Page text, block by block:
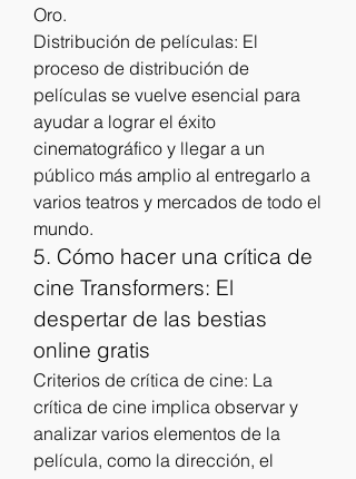
Oro.
Distribución de películas: El
proceso de distribución de
películas se vuelve esencial para
ayudar a lograr el éxito
cinematográfico y llegar a un
público más amplio al entregarlo a
varios teatros y mercados de todo el
mundo.
5. Cómo hacer una crítica de
cine Transformers: El
despertar de las bestias
online gratis
Criterios de crítica de cine: La
crítica de cine implica observar y
analizar varios elementos de la
película, como la dirección, el